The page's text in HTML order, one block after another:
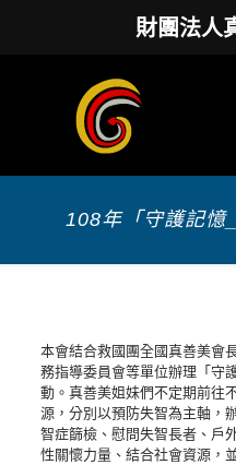
108年「守護記憶
本會結合救國團全國真善美會
務指導委員會等單位辦理「守
動。真善美姐妹們不定期前往
源，分別以預防失智為主軸，
智症篩檢、慰問失智長者、戶
性關懷力量、結合社會資源，
財團法人